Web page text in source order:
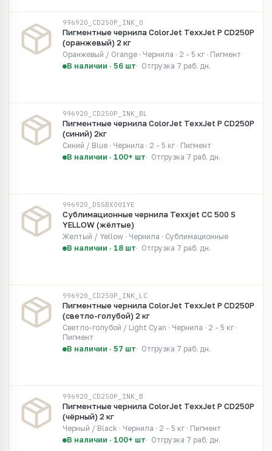
996920_CD250P_INK_O
Пигментные чернила ColorJet TexxJet P CD250P
(оранжевый) 2 кг
Оранжевый / Orange · Чернила · 2 - 5 кг · Пигмент
В наличии · 56 шт
Отгрузка 7 раб. дн.
996920_CD250P_INK_BL
Пигментные чернила ColorJet TexxJet P CD250P
(синий) 2кг
Синий / Blue · Чернила · 2 - 5 кг · Пигмент
В наличии · 100+ шт
Отгрузка 7 раб. дн.
996920_DSSBX001YE
Сублимационные чернила Texxjet CC 500 S
YELLOW (жёлтые)
Желтый / Yellow · Чернила · Сублимационные
В наличии · 18 шт
Отгрузка 7 раб. дн.
996920_CD250P_INK_LC
Пигментные чернила ColorJet TexxJet P CD250P
(светло-голубой) 2 кг
Светло-голубой / Light Cyan · Чернила · 2 - 5 кг ·
Пигмент
В наличии · 57 шт
Отгрузка 7 раб. дн.
996920_CD250P_INK_B
Пигментные чернила ColorJet TexxJet P CD250P
(чёрный) 2 кг
Черный / Black · Чернила · 2 - 5 кг · Пигмент
В наличии · 100+ шт
Отгрузка 7 раб. дн.